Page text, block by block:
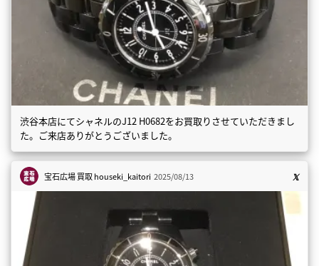
渋谷本店にてシャネルのJ12 H0682をお買取りさせていただきまし
た。ご来店ありがとうございました。
宝石広場 買取houseki_kaitori 2025/08/13